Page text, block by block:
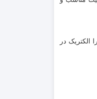
وبرا الکتریک در